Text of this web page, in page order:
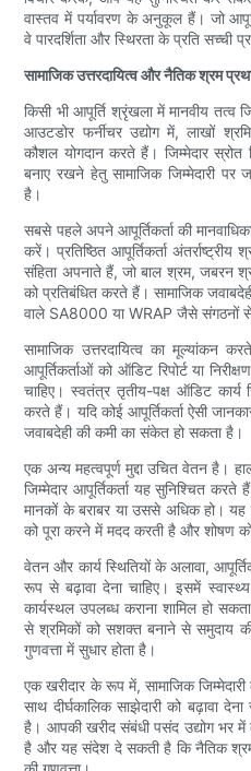
वास्तव में पर्यावरण के अनुकूल हैं। जो
वे पारदर्शिता और स्थिरता के प्रति सच्ची
सामाजिक उत्तरदायित्व और नैतिक श्रम
किसी भी आपूर्ति श्रृंखला में मानवीय तत्व
आउटडोर फर्नीचर उद्योग में, लाखों
कौशल योगदान करते हैं। जिम्मेदार
बनाए रखने हेतु सामाजिक जिम्मेदारी
है।
सबसे पहले अपने आपूर्तिकर्ता की
करें। प्रतिष्ठित आपूर्तिकर्ता
संहिता अपनाते हैं, जो बाल श्रम, जबरन
को प्रतिबंधित करते हैं। सामाजिक
वाले SA8000 या WRAP जैसे संगठनों से
सामाजिक उत्तरदायित्व का मूल्यांकन
आपूर्तिकर्ताओं को ऑडिट रिपोर्ट या
चाहिए। स्वतंत्र तृतीय-पक्ष ऑडिट कार्य
करते हैं। यदि कोई आपूर्तिकर्ता ऐसी
जवाबदेही की कमी का संकेत हो सकता है।
एक अन्य महत्वपूर्ण मुद्दा उचित वेतन है।
जिम्मेदार आपूर्तिकर्ता यह सुनिश्चित करते
मानकों के बराबर या उससे अधिक हो। यह
को पूरा करने में मदद करती है और शोषण
वेतन और कार्य स्थितियों के अलावा,
रूप से बढ़ावा देना चाहिए। इसमें
कार्यस्थल उपलब्ध कराना शामिल हो
से श्रमिकों को सशक्त बनाने से समुदाय
गुणवत्ता में सुधार होता है।
एक खरीदार के रूप में, सामाजिक
साथ दीर्घकालिक साझेदारी को बढ़ावा
है। आपकी खरीद संबंधी पसंद उद्योग भर में
है और यह संदेश दे सकती है कि नैतिक श्रम